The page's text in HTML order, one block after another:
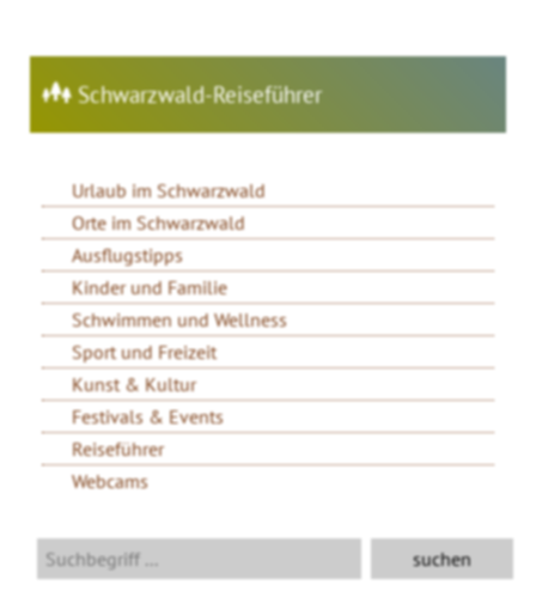
Schwarzwald-Reiseführer
Urlaub im Schwarzwald
Orte im Schwarzwald
Ausflugstipps
Kinder und Familie
Schwimmen und Wellness
Sport und Freizeit
Kunst & Kultur
Festivals & Events
Reiseführer
Webcams